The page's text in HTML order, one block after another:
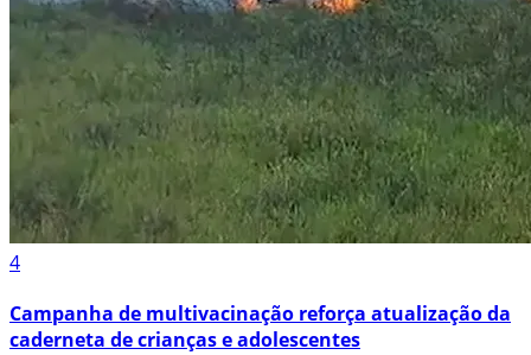
4
Campanha de multivacinação reforça atualização da
caderneta de crianças e adolescentes